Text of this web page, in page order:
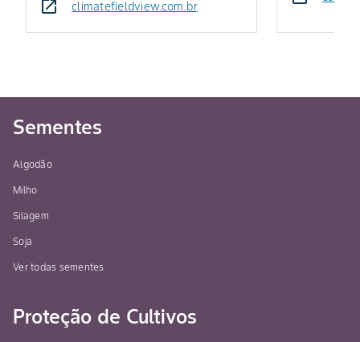
climatefieldview.com.br
Sementes
Algodão
Milho
Silagem
Soja
Ver todas sementes
Proteção de Cultivos